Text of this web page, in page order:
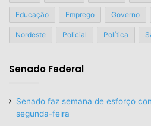
Educação Emprego Governo
Nordeste Policial Política
Senado Federal
Senado faz semana de esforço
segunda-feira